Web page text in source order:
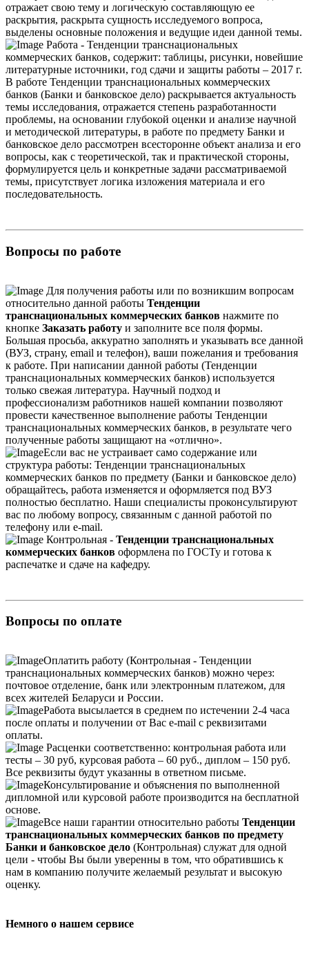
отражает свою тему и логическую составляющую ее
раскрытия, раскрыта сущность исследуемого вопроса,
выделены основные положения и ведущие идеи данной темы.
Работа - Тенденции транснациональных
коммерческих банков, содержит: таблицы, рисунки, новейшие
литературные источники, год сдачи и защиты работы – 2017 г.
В работе Тенденции транснациональных коммерческих
банков (Банки и банковское дело) раскрывается актуальность
темы исследования, отражается степень разработанности
проблемы, на основании глубокой оценки и анализе научной
и методической литературы, в работе по предмету Банки и
банковское дело рассмотрен всесторонне объект анализа и его
вопросы, как с теоретической, так и практической стороны,
формулируется цель и конкретные задачи рассматриваемой
темы, присутствует логика изложения материала и его
последовательность.
Вопросы по работе
Для получения работы или по возникшим вопросам
относительно данной работы Тенденции
транснациональных коммерческих банков нажмите по
кнопке Заказать работу и заполните все поля формы.
Большая просьба, аккуратно заполнять и указывать все данной
(ВУЗ, страну, email и телефон), ваши пожелания и требования
к работе. При написании данной работы (Тенденции
транснациональных коммерческих банков) используется
только свежая литература. Научный подход и
профессионализм работников нашей компании позволяют
провести качественное выполнение работы Тенденции
транснациональных коммерческих банков, в результате чего
полученные работы защищают на «отлично».
Если вас не устраивает само содержание или
структура работы: Тенденции транснациональных
коммерческих банков по предмету (Банки и банковское дело)
обращайтесь, работа изменяется и оформляется под ВУЗ
полностью бесплатно. Наши специалисты проконсультируют
вас по любому вопросу, связанным с данной работой по
телефону или e-mail.
Контрольная - Тенденции транснациональных
коммерческих банков оформлена по ГОСТу и готова к
распечатке и сдаче на кафедру.
Вопросы по оплате
Оплатить работу (Контрольная - Тенденции
транснациональных коммерческих банков) можно через:
почтовое отделение, банк или электронным платежом, для
всех жителей Беларуси и России.
Работа высылается в среднем по истечении 2-4 часа
после оплаты и получении от Вас e-mail с реквизитами
оплаты.
Расценки соответственно: контрольная работа или
тесты – 30 руб, курсовая работа – 60 руб., диплом – 150 руб.
Все реквизиты будут указанны в ответном письме.
Консультирование и объяснения по выполненной
дипломной или курсовой работе производится на бесплатной
основе.
Все наши гарантии относительно работы Тенденции
транснациональных коммерческих банков по предмету
Банки и банковское дело (Контрольная) служат для одной
цели - чтобы Вы были уверенны в том, что обратившись к
нам в компанию получите желаемый результат и высокую
оценку.
Немного о нашем сервисе